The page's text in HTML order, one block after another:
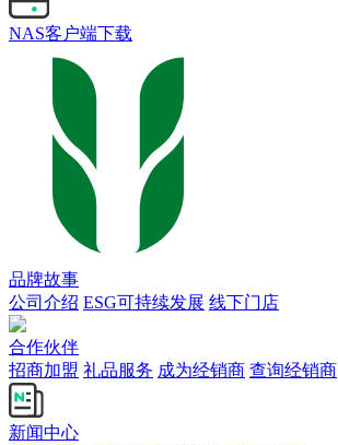
NAS客户端下载
品牌故事
公司介绍 ESG可持续发展 线下门店
合作伙伴
招商加盟 礼品服务 成为经销商 查询经销商
新闻中心